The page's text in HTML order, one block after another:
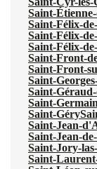
Saint-
Saint-Félix-
Saint-Félix-
Saint-Félix-
Saint-Front-
Saint-Front-
Saint-
Saint-
Saint-
Saint-Géry
Saint-Jean-
Saint-Jean-
Saint-Jory-
Saint-